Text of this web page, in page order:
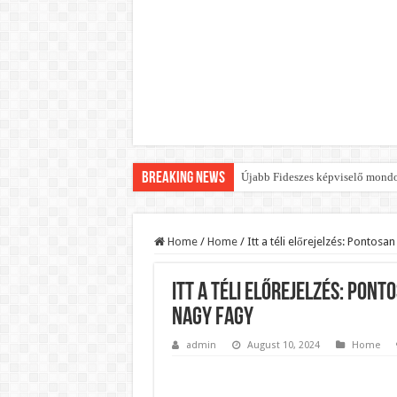
Breaking News Újabb Fideszes képviselő
Döntött a kormány az
Rendkívüli intézkedések
Jön a pénzeső a
ÉLŐ! RENDKÍVÜLI! Váratlan
BREAKING! Kész, ennyi volt!
Home / Home / Itt a téli előrejelzés:
Itt a téli előrejelzés:
nagy fagy
admin August 10, 2024 Home